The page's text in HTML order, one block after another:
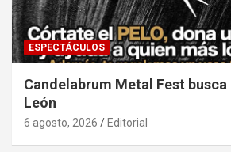
ESPECTÁCULOS
Candelabrum Metal Fest busca
León
6 agosto, 2026 Editorial